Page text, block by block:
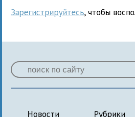
Зарегистрируйтесь, чтобы
Новости Рубрики